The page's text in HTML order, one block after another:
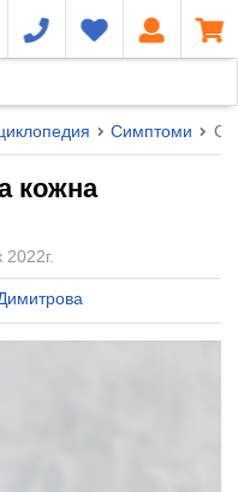
Симптоми
кожна